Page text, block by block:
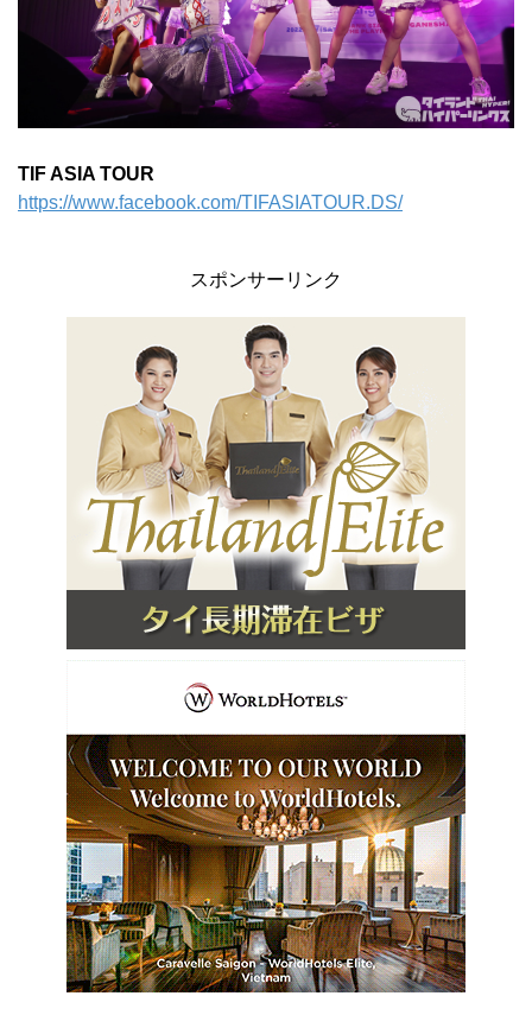
TIF ASIA TOUR
https://www.facebook.com/TIFASIATOUR.DS/
スポンサーリンク